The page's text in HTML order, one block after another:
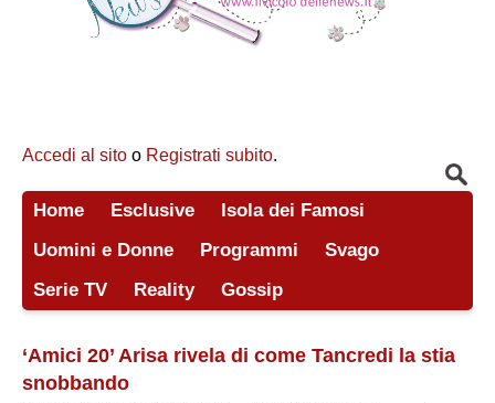
Accedi al sito o Registrati subito.
Home Esclusive
Isola dei Famosi
Uomini e Donne
Programmi
Svago
Serie TV
Reality Gossip
‘Amici 20’ Arisa rivela di come Tancredi la stia
snobbando